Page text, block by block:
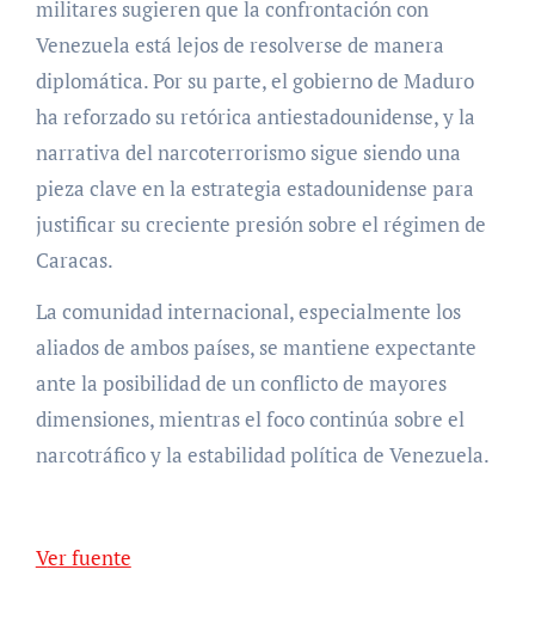
militares sugieren que la confrontación con
Venezuela está lejos de resolverse de manera
diplomática. Por su parte, el gobierno de Maduro
ha reforzado su retórica antiestadounidense, y la
narrativa del narcoterrorismo sigue siendo una
pieza clave en la estrategia estadounidense para
justificar su creciente presión sobre el régimen de
Caracas.
La comunidad internacional, especialmente los
aliados de ambos países, se mantiene expectante
ante la posibilidad de un conflicto de mayores
dimensiones, mientras el foco continúa sobre el
narcotráfico y la estabilidad política de Venezuela.
Ver fuente